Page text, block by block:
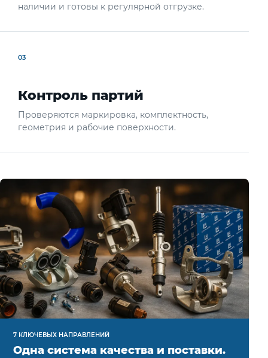
наличии и готовы к регулярной отгрузке.
03
Контроль партий
Проверяются маркировка, комплектность,
геометрия и рабочие поверхности.
7 КЛЮЧЕВЫХ НАПРАВЛЕНИЙ
Одна система качества и поставки.